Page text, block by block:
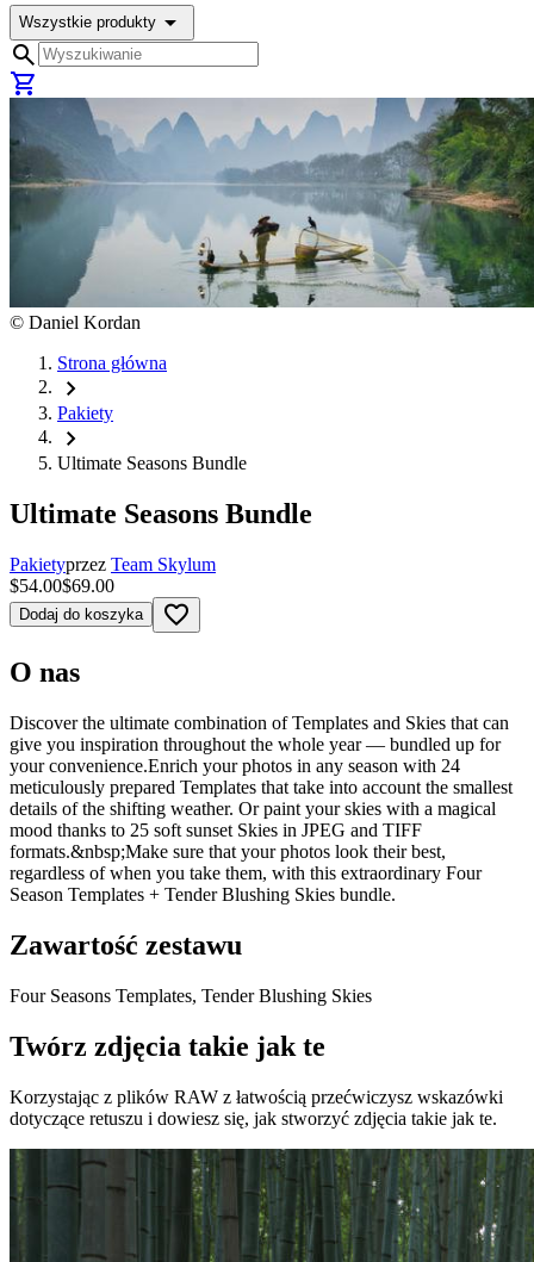
Wszystkie produkty arrow_drop_down
search
shopping_cart
© Daniel Kordan
Strona główna
chevron_right
Pakiety
chevron_right
Ultimate Seasons Bundle
Ultimate Seasons Bundle
Pakietyprzez Team Skylum
$54.00$69.00
Dodaj do koszyka favorite_border
O nas
Discover the ultimate combination of Templates and Skies that can
give you inspiration throughout the whole year — bundled up for
your convenience.Enrich your photos in any season with 24
meticulously prepared Templates that take into account the smallest
details of the shifting weather. Or paint your skies with a magical
mood thanks to 25 soft sunset Skies in JPEG and TIFF
formats.&nbsp;Make sure that your photos look their best,
regardless of when you take them, with this extraordinary Four
Season Templates + Tender Blushing Skies bundle.
Zawartość zestawu
Four Seasons Templates, Tender Blushing Skies
Twórz zdjęcia takie jak te
Korzystając z plików RAW z łatwością przećwiczysz wskazówki
dotyczące retuszu i dowiesz się, jak stworzyć zdjęcia takie jak te.